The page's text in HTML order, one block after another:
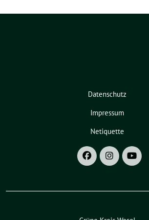
Datenschutz
Impressum
Netiquette